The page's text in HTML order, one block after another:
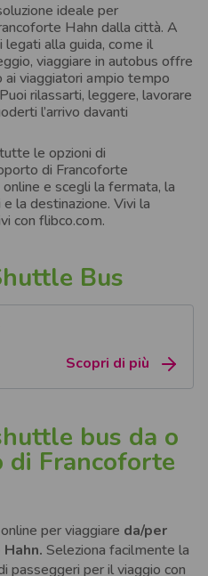
ideale per
Hahn dalla città. A
alla guida, come il
viaggiare in autobus offre
ai viaggiatori ampio tempo
rilassarti, leggere, lavorare
l’arrivo davanti
le opzioni di
di Francoforte
e scegli la fermata, la
la destinazione. Vivi la
con flibco.com.
Bus
Scopri di più
bus da o
Francoforte
per viaggiare da/per
Seleziona facilmente la
passeggeri per il viaggio con